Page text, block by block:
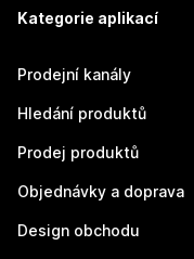
Kategorie aplikací
Prodejní kanály
Hledání produktů
Prodej produktů
Objednávky a doprava
Design obchodu